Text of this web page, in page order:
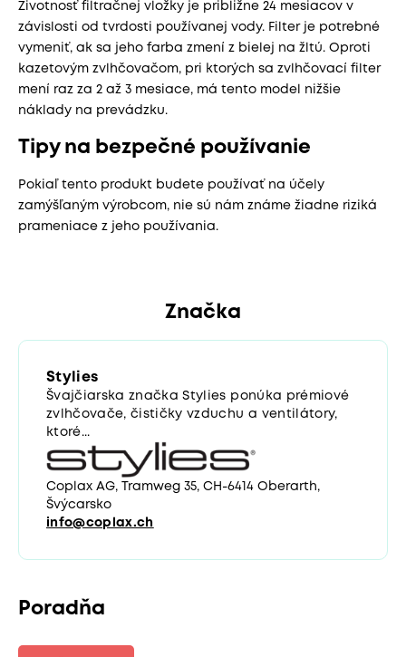
Životnosť filtračnej vložky je približne 24 mesiacov v
závislosti od tvrdosti používanej vody. Filter je potrebné
vymeniť, ak sa jeho farba zmení z bielej na žltú. Oproti
kazetovým zvlhčovačom, pri ktorých sa zvlhčovací filter
mení raz za 2 až 3 mesiace, má tento model nižšie
náklady na prevádzku.
Tipy na bezpečné používanie
Pokiaľ tento produkt budete používať na účely
zamýšľaným výrobcom, nie sú nám známe žiadne riziká
prameniace z jeho používania.
Značka
Stylies
Švajčiarska značka Stylies ponúka prémiové
zvlhčovače, čističky vzduchu a ventilátory,
ktoré...
Coplax AG, Tramweg 35, CH-6414 Oberarth,
Švýcarsko
info@coplax.ch
Poradňa